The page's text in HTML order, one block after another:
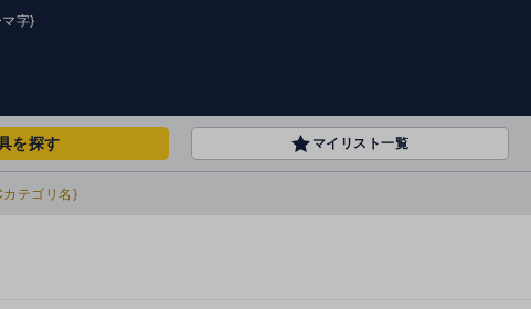
字}
を探す マイリスト一覧
テゴリ名}